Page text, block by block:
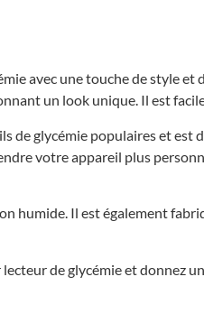
avec une touche de style
un look unique. Il est
de glycémie populaires et
votre appareil plus
humide. Il est également
de glycémie et donnez